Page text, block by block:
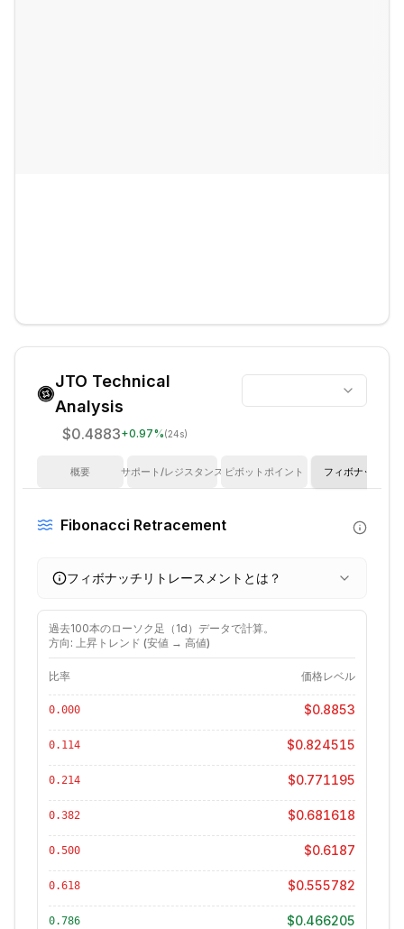
JTO Technical
Analysis
$0.4883+0.97%(24s)
概要 サポート/レジスタンス ピボットポイント フィボナッチ
Fibonacci Retracement
フィボナッチリトレースメントとは？
過去100本のローソク足（ 1d ）データで計算。
方向: 上昇トレンド (安値 → 高値)
比率 価格レベル
0.000 $0.8853
0.114 $0.824515
0.214 $0.771195
0.382 $0.681618
0.500 $0.6187
0.618 $0.555782
0.786 $0.466205